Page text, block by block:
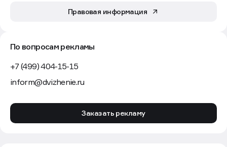
Правовая информация
По вопросам рекламы
+7 (499) 404-15-15
inform@dvizhenie.ru
Заказать рекламу